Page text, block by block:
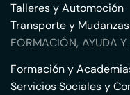
Talleres y Automoción
Transporte y Mudanzas
FORMACIÓN, AYUDA
Formación y
Servicios Sociales y